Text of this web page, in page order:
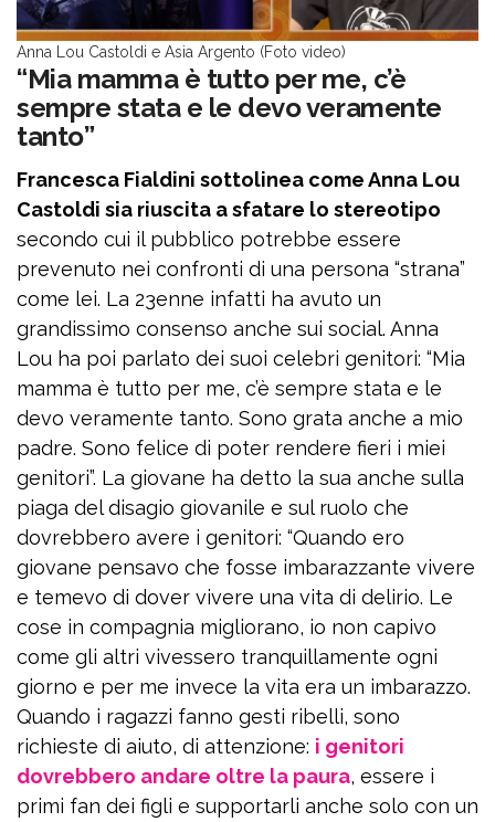
Anna Lou Castoldi e Asia Argento (Foto video)
“Mia mamma è tutto per me, c’è
sempre stata e le devo veramente
tanto”
Francesca Fialdini sottolinea come Anna Lou
Castoldi sia riuscita a sfatare lo stereotipo
secondo cui il pubblico potrebbe essere
prevenuto nei confronti di una persona “strana”
come lei. La 23enne infatti ha avuto un
grandissimo consenso anche sui social. Anna
Lou ha poi parlato dei suoi celebri genitori: “Mia
mamma è tutto per me, c’è sempre stata e le
devo veramente tanto. Sono grata anche a mio
padre. Sono felice di poter rendere fieri i miei
genitori”. La giovane ha detto la sua anche sulla
piaga del disagio giovanile e sul ruolo che
dovrebbero avere i genitori: “Quando ero
giovane pensavo che fosse imbarazzante vivere
e temevo di dover vivere una vita di delirio. Le
cose in compagnia migliorano, io non capivo
come gli altri vivessero tranquillamente ogni
giorno e per me invece la vita era un imbarazzo.
Quando i ragazzi fanno gesti ribelli, sono
richieste di aiuto, di attenzione: i genitori
dovrebbero andare oltre la paura, essere i
primi fan dei figli e supportarli anche solo con un